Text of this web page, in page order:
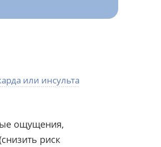
или инсульта
ощущения,
риск